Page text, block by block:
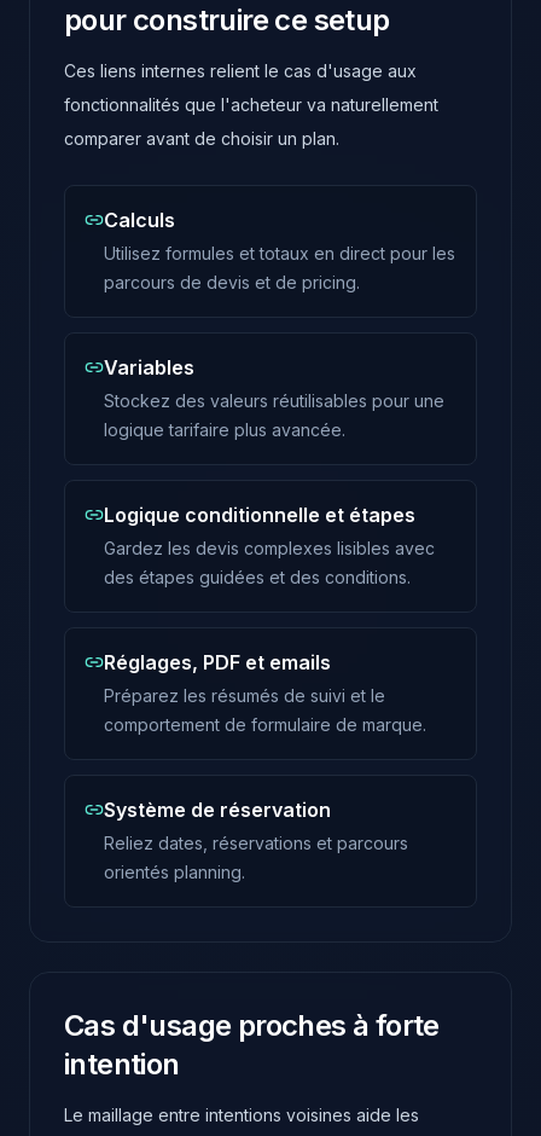
pour construire ce setup
Ces liens internes relient le cas d'usage aux
fonctionnalités que l'acheteur va naturellement
comparer avant de choisir un plan.
Calculs
Utilisez formules et totaux en direct pour les
parcours de devis et de pricing.
Variables
Stockez des valeurs réutilisables pour une
logique tarifaire plus avancée.
Logique conditionnelle et étapes
Gardez les devis complexes lisibles avec
des étapes guidées et des conditions.
Réglages, PDF et emails
Préparez les résumés de suivi et le
comportement de formulaire de marque.
Système de réservation
Reliez dates, réservations et parcours
orientés planning.
Cas d'usage proches à forte
intention
Le maillage entre intentions voisines aide les